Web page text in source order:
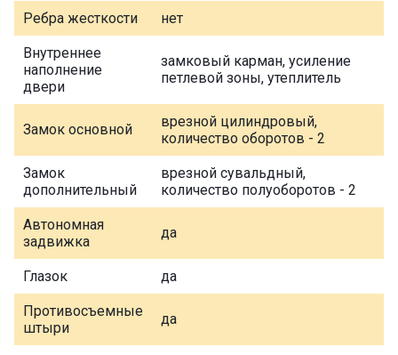
Ребра жесткости нет
Внутреннее
наполнение
двери
замковый карман, усиление
петлевой зоны, утеплитель
Замок основной
врезной цилиндровый,
количество оборотов - 2
Замок
дополнительный
врезной сувальдный,
количество полуоборотов - 2
Автономная
задвижка
да
Глазок да
Противосъемные
штыри
да